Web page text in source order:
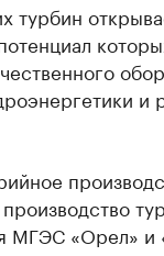
турбин
и
МГЭС «Орел» и